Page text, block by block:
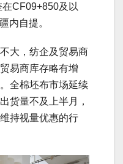
CF09+850及以
内自提。
大，纺企及贸易商
易商库存略有增
全棉坯布市场延续
货量不及上半月，
持视量优惠的行